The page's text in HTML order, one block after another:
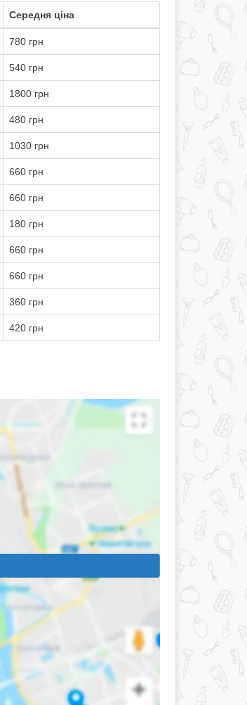
Середня ціна
780 грн
540 грн
1800 грн
480 грн
1030 грн
660 грн
660 грн
180 грн
660 грн
660 грн
360 грн
420 грн